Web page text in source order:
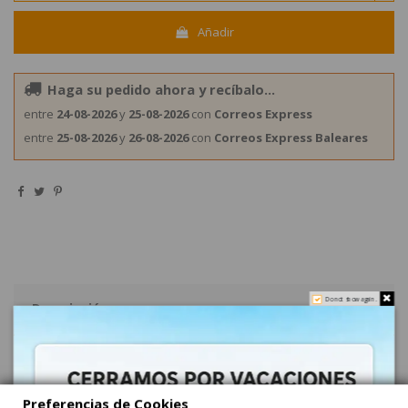
Añadir
Haga su pedido ahora y recíbalo...
entre 24-08-2026y 25-08-2026con Correos Express
entre 25-08-2026y 26-08-2026con Correos Express Baleares
Descripción
FLORES BRILLO RELLENAS 1Kg DAMEL es goma rellena de gelatina
más blanda con forma de flores. Se venden 1Kg en bolsa. Sin Gluten
Do not show again.
Preferencias de Cookies